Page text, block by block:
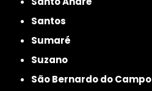
Santos
Sumaré
Suzano
São Bernardo do Campo